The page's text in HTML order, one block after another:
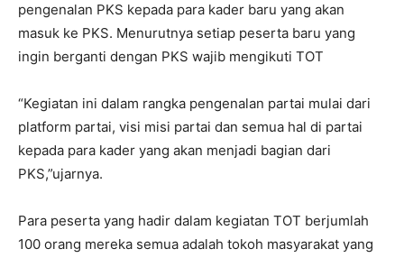
pengenalan PKS kepada para kader baru yang akan
masuk ke PKS. Menurutnya setiap peserta baru yang
ingin berganti dengan PKS wajib mengikuti TOT
“Kegiatan ini dalam rangka pengenalan partai mulai dari
platform partai, visi misi partai dan semua hal di partai
kepada para kader yang akan menjadi bagian dari
PKS,”ujarnya.
Para peserta yang hadir dalam kegiatan TOT berjumlah
100 orang mereka semua adalah tokoh masyarakat yang